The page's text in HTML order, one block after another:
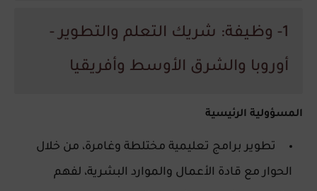
1- وظيفة: شريك التعلم والتطوير -
أوروبا والشرق الأوسط وأفريقيا
المسؤولية الرئيسية
تطوير برامج تعليمية مختلطة وغامرة، من خلال
الحوار مع قادة الأعمال والموارد البشرية، لفهم